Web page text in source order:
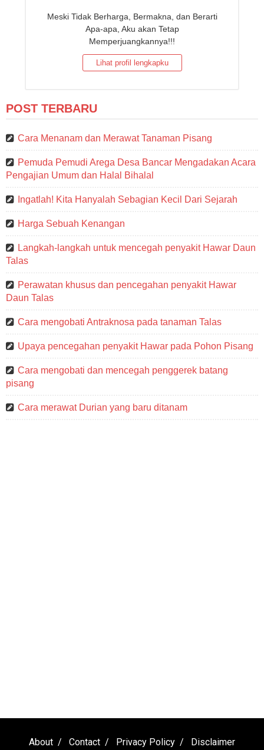
Meski Tidak Berharga, Bermakna, dan Berarti
Apa-apa, Aku akan Tetap
Memperjuangkannya!!!
Lihat profil lengkapku
POST TERBARU
Cara Menanam dan Merawat Tanaman Pisang
Pemuda Pemudi Arega Desa Bancar Mengadakan Acara
Pengajian Umum dan Halal Bihalal
Ingatlah! Kita Hanyalah Sebagian Kecil Dari Sejarah
Harga Sebuah Kenangan
Langkah-langkah untuk mencegah penyakit Hawar Daun
Talas
Perawatan khusus dan pencegahan penyakit Hawar
Daun Talas
Cara mengobati Antraknosa pada tanaman Talas
Upaya pencegahan penyakit Hawar pada Pohon Pisang
Cara mengobati dan mencegah penggerek batang
pisang
Cara merawat Durian yang baru ditanam
About Contact Privacy Policy Disclaimer